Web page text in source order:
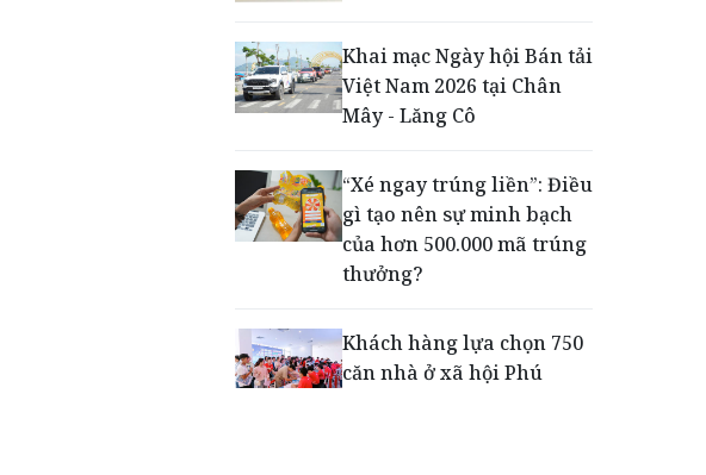
toán thưởng vượt kế
hoạch
lập nghiệp của người trẻ
toàn cầu
Khai mạc Ngày hội Bán tải
Việt Nam 2026 tại Chân
Mây - Lăng Cô
“Xé ngay trúng liền”: Điều
gì tạo nên sự minh bạch
của hơn 500.000 mã trúng
thưởng?
Khách hàng lựa chọn 750
căn nhà ở xã hội Phú